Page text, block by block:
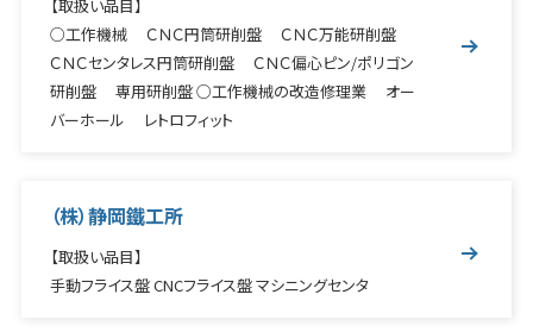
【取扱い品目】
○工作機械 ＣＮＣ円筒研削盤 ＣＮＣ万能研削盤
ＣＮＣセンタレス円筒研削盤 ＣＮＣ偏心ピン/ポリゴン
研削盤 専用研削盤 ○工作機械の改造修理業 オー
バーホール レトロフィット
（株）静岡鐵工所
【取扱い品目】
手動フライス盤 CNCフライス盤 マシニングセンタ